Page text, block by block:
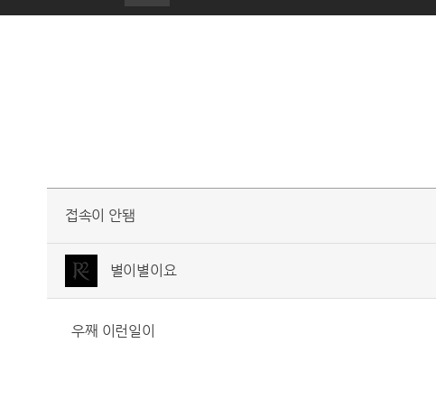
접속이 안됌
별이별이요
우째 이런일이